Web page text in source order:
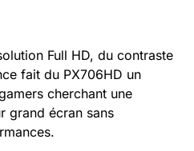
Full HD, du contraste
fait du PX706HD un
cherchant une
grand écran sans